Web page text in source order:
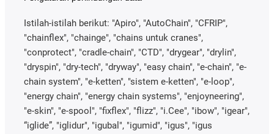
Istilah-istilah berikut: "Apiro", "AutoChain", "CFRIP",
"chainflex", "chainge", "chains untuk cranes",
"conprotect", "cradle-chain", "CTD", "drygear", "drylin",
"dryspin", "dry-tech", "dryway", "easy chain", "e-chain", "e-
chain system", "e-ketten", "sistem e-ketten", "e-loop",
"energy chain", "energy chain systems", "enjoyneering",
"e-skin", "e-spool", "fixflex", "flizz", "i.Cee", "ibow", "igear",
“iglide”, "iglidur", "igubal", "igumid", "igus", "igus